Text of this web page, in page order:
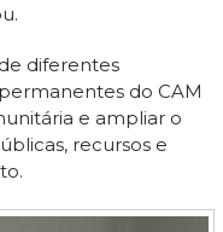
diferentes
do CAM
e ampliar o
recursos e